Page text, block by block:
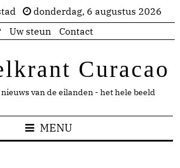
donderdag, 6 augustus 2026
Uw steun Contact
Curacao
van de eilanden - het hele beeld
MENU